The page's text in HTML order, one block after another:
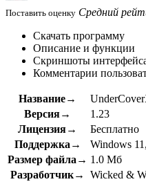
Поставить оценку Средний
Скачать программу
Описание и функции
Скриншоты
Комментарии
Название→
Версия→
1.23
Лицензия→
Бесплатно
Поддержка→
Windows
Размер файла→ 1.0 Мб
Разработчик→
Wicked &